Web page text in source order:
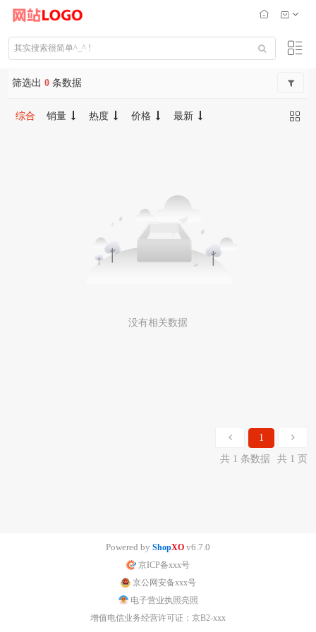
筛选出 0 条数据
综合 销量 热度 价格 最新
没有相关数据
1
共 1 条数据
共 1 页
Powered by ShopXO v6.7.0
京ICP备xxx号
京公网安备xxx号
电子营业执照亮照
增值电信业务经营许可证：京B2-xxx